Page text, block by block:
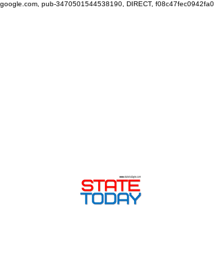
google.com, pub-3470501544538190, DIRECT, f08c47fec0942fa0